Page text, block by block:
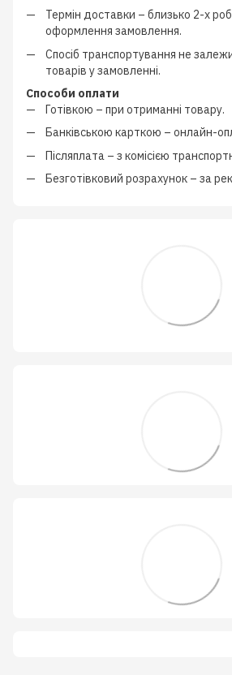
Термін доставки – близько 2-х
оформлення замовлення.
Спосіб транспортування не
товарів у замовленні.
Способи оплати
Готівкою – при отриманні товару.
Банківською карткою – онлайн-
Післяплата – з комісією
Безготівковий розрахунок – за